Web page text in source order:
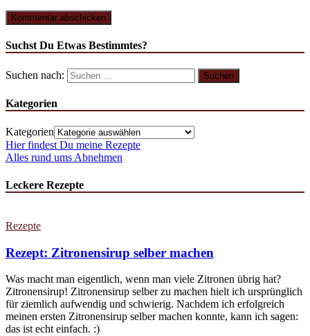
Suchst Du Etwas Bestimmtes?
Suchen nach:
Kategorien
Kategorien
Hier findest Du meine Rezepte
Alles rund ums Abnehmen
Leckere Rezepte
Rezepte
Rezept: Zitronensirup selber machen
Was macht man eigentlich, wenn man viele Zitronen übrig hat?
Zitronensirup! Zitronensirup selber zu machen hielt ich ursprünglich
für ziemlich aufwendig und schwierig. Nachdem ich erfolgreich
meinen ersten Zitronensirup selber machen konnte, kann ich sagen:
das ist echt einfach. :)